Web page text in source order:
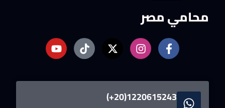
محامي مصر
1220615243(20+)